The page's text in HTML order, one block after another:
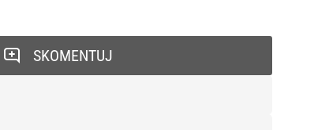
SKOMENTUJ